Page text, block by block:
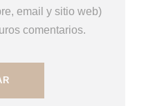
email y sitio web)
comentarios.